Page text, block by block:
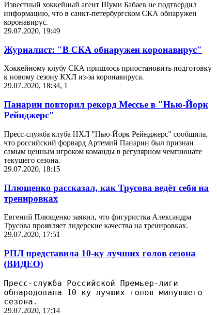
Известный хоккейный агент Шуми Бабаев не подтвердил
информацию, что в санкт-петербургском СКА обнаружен
коронавирус.
29.07.2020, 19:49
Журналист: "В СКА обнаружен коронавирус"
Хоккейному клубу СКА пришлось приостановить подготовку
к новому сезону КХЛ из-за коронавируса.
29.07.2020, 18:34, 1
Панарин повторил рекорд Мессье в "Нью-Йорк
Рейнджерс"
Пресс-служба клуба НХЛ "Нью-Йорк Рейнджерс" сообщила,
что российский форвард Артемий Панарин был признан
самым ценным игроком команды в регулярном чемпионате
текущего сезона.
29.07.2020, 18:15
Плющенко рассказал, как Трусова ведёт себя на
тренировках
Евгений Плющенко заявил, что фигуристка Александра
Трусова проявляет лидерские качества на тренировках.
29.07.2020, 17:51
РПЛ представила 10-ку лучших голов сезона
(ВИДЕО)
Пресс-служба Российской Премьер-лиги
обнародовала 10-ку лучших голов минувшего
сезона.
29.07.2020, 17:14